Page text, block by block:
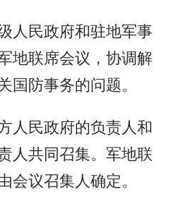
民政府和驻地军事
地联席会议，协调解
国防事务的问题。
人民政府的负责人和
人共同召集。军地联
会议召集人确定。